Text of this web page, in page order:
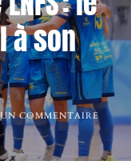
à son
COMMENTAIRE